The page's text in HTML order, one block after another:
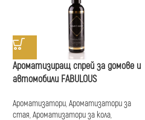
Ароматизиращ спрей за домове и
автомобили FABULOUS
Ароматизатори,Ароматизатори за
стая,Ароматизатори за кола,